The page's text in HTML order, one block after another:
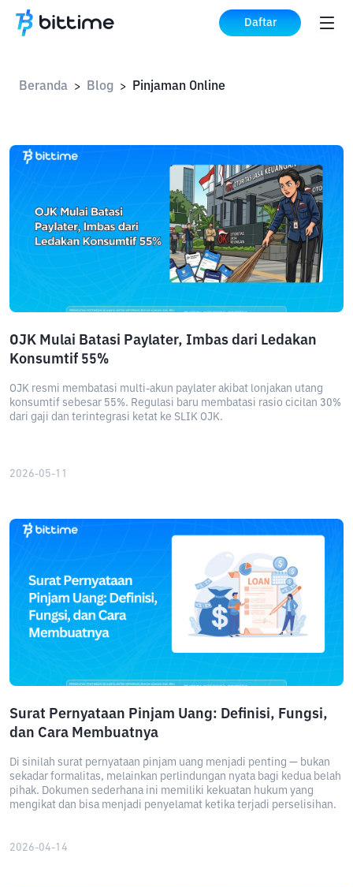
Daftar
Beranda > Blog > Pinjaman Online
OJK Mulai Batasi Paylater, Imbas dari Ledakan
Konsumtif 55%
OJK resmi membatasi multi-akun paylater akibat lonjakan utang
konsumtif sebesar 55%. Regulasi baru membatasi rasio cicilan 30%
dari gaji dan terintegrasi ketat ke SLIK OJK.
2026-05-11
Surat Pernyataan Pinjam Uang: Definisi, Fungsi,
dan Cara Membuatnya
Di sinilah surat pernyataan pinjam uang menjadi penting — bukan
sekadar formalitas, melainkan perlindungan nyata bagi kedua belah
pihak. Dokumen sederhana ini memiliki kekuatan hukum yang
mengikat dan bisa menjadi penyelamat ketika terjadi perselisihan.
2026-04-14